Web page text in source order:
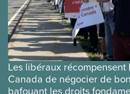
Les libéraux récompensent
Canada de négocier de
bafouant les droits